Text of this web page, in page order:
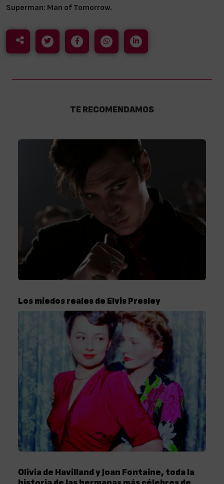
Superman: Man of Tomorrow.
TE RECOMENDAMOS
Los miedos reales de Elvis Presley
Olivia de Havilland y Joan Fontaine, toda la